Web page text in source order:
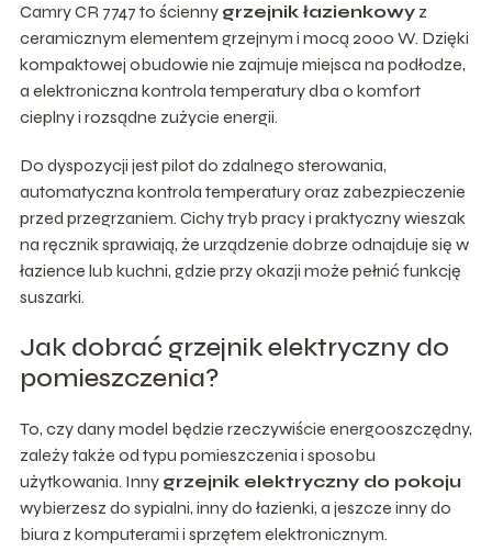
Camry CR 7747 to ścienny grzejnik łazienkowyz
ceramicznym elementem grzejnym i mocą 2000 W. Dzięki
kompaktowej obudowie nie zajmuje miejsca na podłodze,
a elektroniczna kontrola temperatury dba o komfort
cieplny i rozsądne zużycie energii.
Do dyspozycji jest pilot do zdalnego sterowania,
automatyczna kontrola temperatury oraz zabezpieczenie
przed przegrzaniem. Cichy tryb pracy i praktyczny wieszak
na ręcznik sprawiają, że urządzenie dobrze odnajduje się w
łazience lub kuchni, gdzie przy okazji może pełnić funkcję
suszarki.
Jak dobrać grzejnik elektryczny do
pomieszczenia?
To, czy dany model będzie rzeczywiście energooszczędny,
zależy także od typu pomieszczenia i sposobu
użytkowania. Inny grzejnik elektryczny do pokoju
wybierzesz do sypialni, inny do łazienki, a jeszcze inny do
biura z komputerami i sprzętem elektronicznym.